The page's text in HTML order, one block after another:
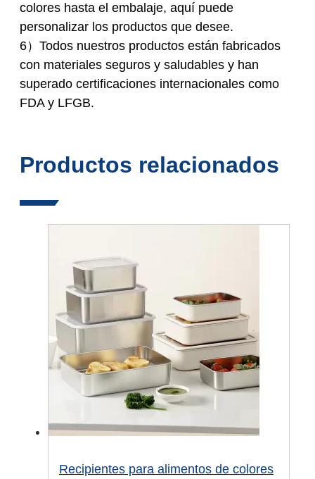
colores hasta el embalaje, aquí puede
personalizar los productos que desee.
6）Todos nuestros productos están fabricados
con materiales seguros y saludables y han
superado certificaciones internacionales como
FDA y LFGB.
Productos relacionados
Recipientes para alimentos de colores